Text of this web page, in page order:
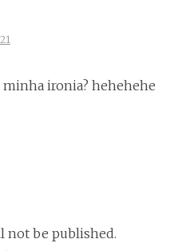
minha ironia? hehehehe
not be published.